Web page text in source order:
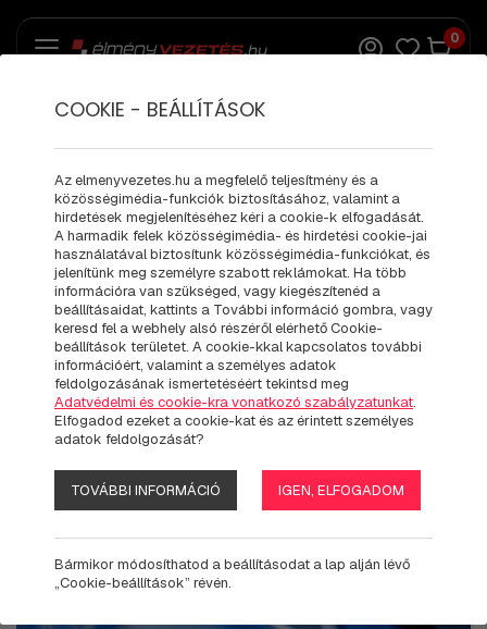
0
LOTUS EMIRA
ÉLMÉNYVEZETÉS
COOKIE - BEÁLLÍTÁSOK
Az elmenyvezetes.hu a megfelelő teljesítmény és a
közösségimédia-funkciók biztosításához, valamint a
hirdetések megjelenítéséhez kéri a cookie-k elfogadását.
A harmadik felek közösségimédia- és hirdetési cookie-jai
használatával biztosítunk közösségimédia-funkciókat, és
jelenítünk meg személyre szabott reklámokat. Ha több
információra van szükséged, vagy kiegészítenéd a
beállításaidat, kattints a További információ gombra, vagy
keresd fel a webhely alsó részéről elérhető Cookie-
beállítások területet. A cookie-kkal kapcsolatos további
információért, valamint a személyes adatok
feldolgozásának ismertetéséért tekintsd meg
Adatvédelmi és cookie-kra vonatkozó szabályzatunkat.
Elfogadod ezeket a cookie-kat és az érintett személyes
adatok feldolgozását?
TOVÁBBI INFORMÁCIÓ IGEN, ELFOGADOM
Bármikor módosíthatod a beállításodat a lap alján lévő
„Cookie-beállítások” révén.